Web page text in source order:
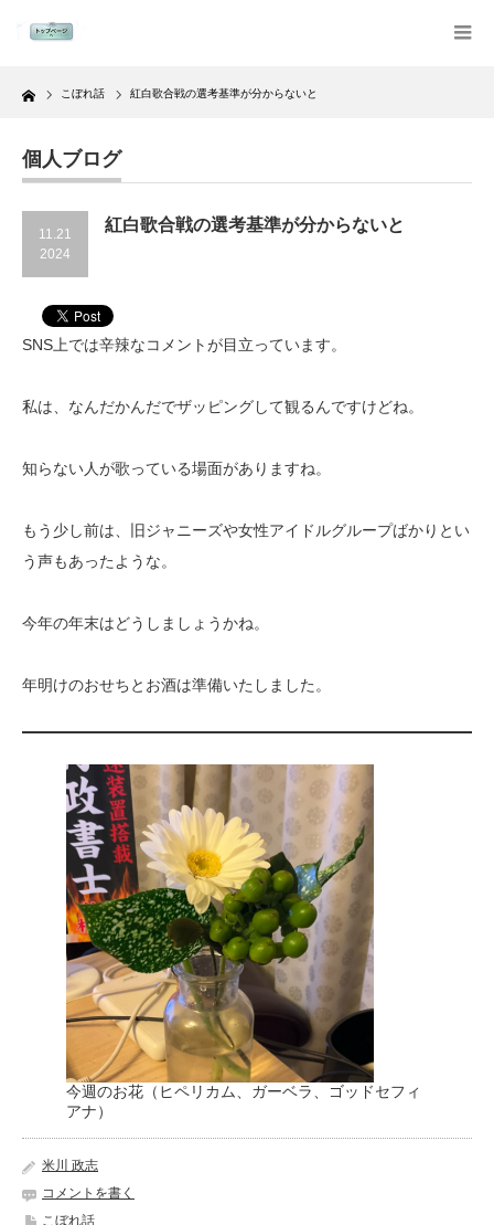
Home こぼれ話 紅白歌合戦の選考基準が分からないと
個人ブログ
11.21
2024
紅白歌合戦の選考基準が分からないと
SNS上では辛辣なコメントが目立っています。
私は、なんだかんだでザッピングして観るんですけどね。
知らない人が歌っている場面がありますね。
もう少し前は、旧ジャニーズや女性アイドルグループばかりとい
う声もあったような。
今年の年末はどうしましょうかね。
年明けのおせちとお酒は準備いたしました。
今週のお花（ヒペリカム、ガーベラ、ゴッドセフィ
アナ）
米川 政志
コメントを書く
こぼれ話